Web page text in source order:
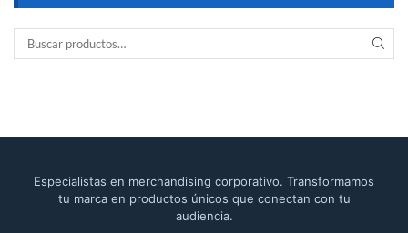
Especialistas en merchandising corporativo. Transformamos
tu marca en productos únicos que conectan con tu
audiencia.